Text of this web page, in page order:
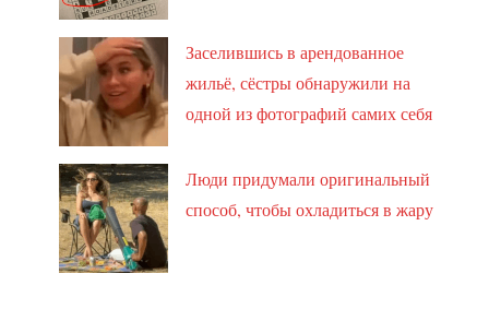
Заселившись в арендованное
жильё, сёстры обнаружили на
одной из фотографий самих себя
Люди придумали оригинальный
способ, чтобы охладиться в жару